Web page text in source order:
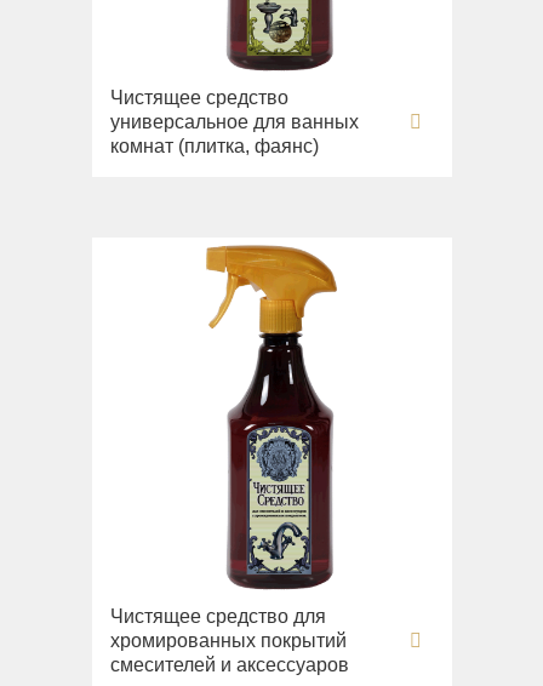
Чистящее средство
универсальное для ванных
комнат (плитка, фаянс)
Чистящее средство для
хромированных покрытий
смесителей и аксессуаров